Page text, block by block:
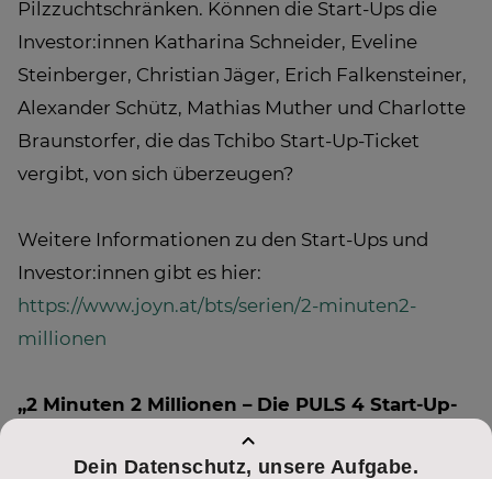
Pilzzuchtschränken. Können die Start-Ups die
Investor:innen Katharina Schneider, Eveline
Steinberger, Christian Jäger, Erich Falkensteiner,
Alexander Schütz, Mathias Muther und Charlotte
Braunstorfer, die das Tchibo Start-Up-Ticket
vergibt, von sich überzeugen?
Weitere Informationen zu den Start-Ups und
Investor:innen gibt es hier:
https://www.joyn.at/bts/serien/2-minuten2-
millionen
„2 Minuten 2 Millionen – Die PULS 4 Start-Up-
Show“ immer dienstags um 20:15 Uhr auf
PULS 4 & JOYN